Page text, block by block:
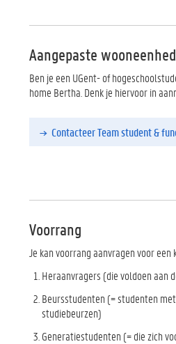
Aangepaste
Ben je een UGent- of
home Bertha. Denk je hiervoor in
Contacteer Team student &
Voorrang
Je kan voorrang aanvragen voor
Heraanvragers (die voldoen aan
Beursstudenten (= studenten
studiebeurzen)
Generatiestudenten (= die zich